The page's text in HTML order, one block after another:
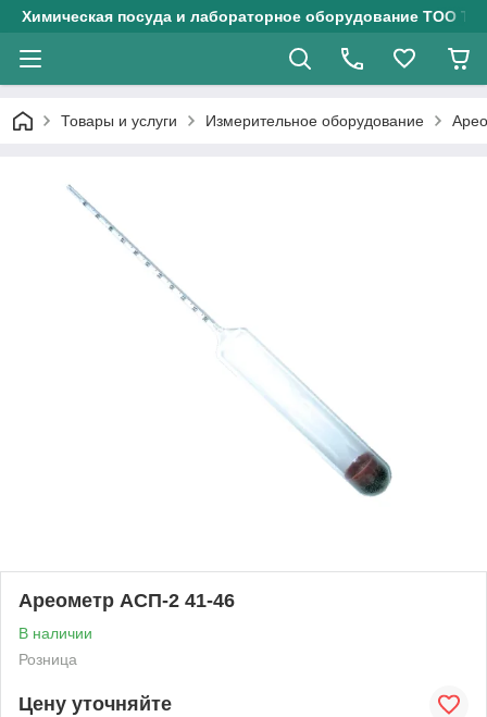
Химическая посуда и лабораторное оборудование ТОО
Товары и услуги Измерительное оборудование
Ареометр АСП-2 41-46
В наличии
Розница
Цену уточняйте